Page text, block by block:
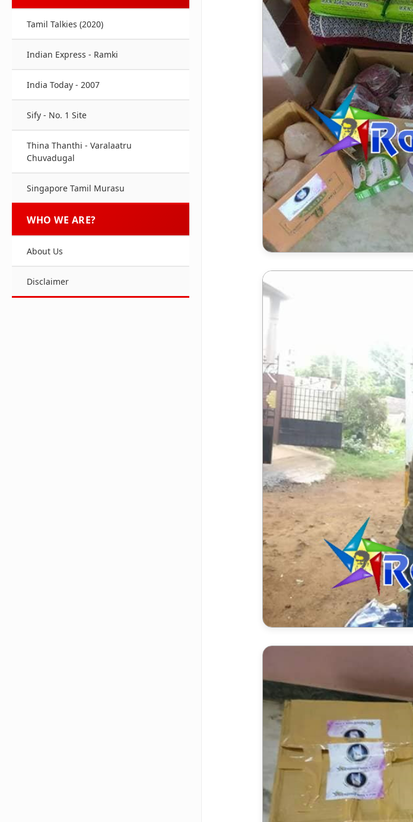
Tamil Talkies (2020)
Indian Express - Ramki
India Today - 2007
Sify - No. 1 Site
Thina Thanthi - Varalaatru
Chuvadugal
Singapore Tamil Murasu
WHO WE ARE?
About Us
Disclaimer